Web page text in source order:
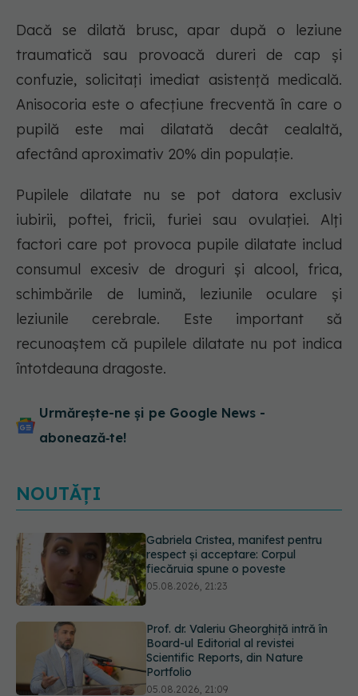
Dacă se dilată brusc, apar după o leziune
traumatică sau provoacă dureri de cap și
confuzie, solicitați imediat asistență medicală.
Anisocoria este o afecțiune frecventă în care o
pupilă este mai dilatată decât cealaltă,
afectând aproximativ 20% din populație.
Pupilele dilatate nu se pot datora exclusiv
iubirii, poftei, fricii, furiei sau ovulației. Alți
factori care pot provoca pupile dilatate includ
consumul excesiv de droguri și alcool, frica,
schimbările de lumină, leziunile oculare și
leziunile cerebrale. Este important să
recunoaștem că pupilele dilatate nu pot indica
întotdeauna dragoste.
Urmărește-ne și pe Google News -
abonează‑te!
NOUTĂȚI
Prof. dr. Valeriu Gheorghiță intră în
Board-ul Editorial al revistei
Scientific Reports, din Nature
Portfolio
Testul de 10 minute care poate
arăta dacă ai nevoie de statine,
chiar dacă ai colesterolul normal
05.08.2026, 19:42